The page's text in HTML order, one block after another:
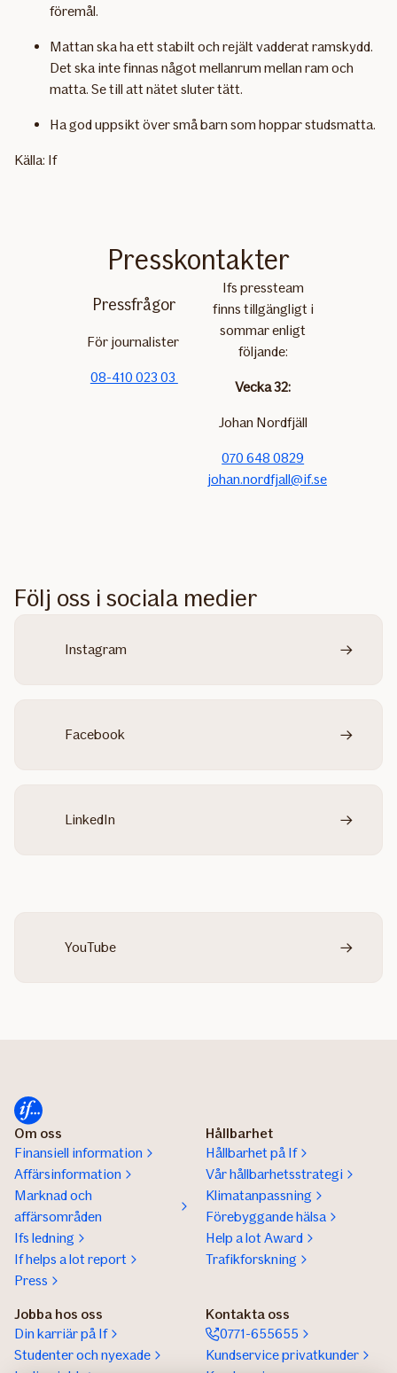
föremål.
Mattan ska ha ett stabilt och rejält vadderat ramskydd.
Det ska inte finnas något mellanrum mellan ram och
matta. Se till att nätet sluter tätt.
Ha god uppsikt över små barn som hoppar studsmatta.
Källa: If
Presskontakter
Pressfrågor
För journalister
08-410 023 03
Ifs pressteam
finns tillgängligt i
sommar enligt
följande:
Vecka 32:
Johan Nordfjäll
070 648 0829
johan.nordfjall@if.se
Följ oss i sociala medier
Instagram
Facebook
LinkedIn
YouTube
Om oss
Finansiell information
Affärsinformation
Marknad och
affärsområden
Ifs ledning
If helps a lot report
Press
Hållbarhet
Hållbarhet på If
Vår hållbarhetsstrategi
Klimatanpassning
Förebyggande hälsa
Help a lot Award
Trafikforskning
Jobba hos oss
Din karriär på If
Studenter och nyexade
Kontakta oss
0771-655655
Kundservice privatkunder